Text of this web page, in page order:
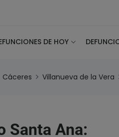
DE HOY
Cáceres Villanueva de la Vera
Santa Ana: